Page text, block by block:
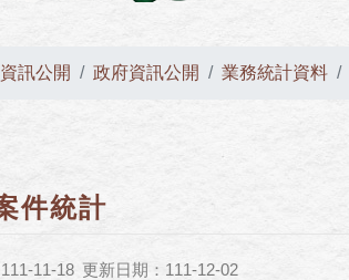
資訊公開 政府資訊公開 業務統計資料
件統計
11-18 更新日期：111-12-02